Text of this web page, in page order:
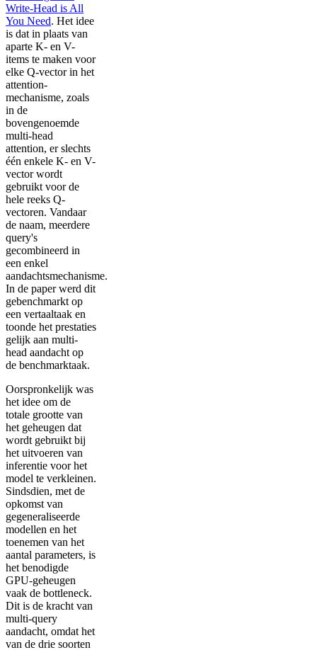
Write-Head is All
You Need. Het idee
is dat in plaats van
aparte K- en V-
items te maken voor
elke Q-vector in het
attention-
mechanisme, zoals
in de
bovengenoemde
multi-head
attention, er slechts
één enkele K- en V-
vector wordt
gebruikt voor de
hele reeks Q-
vectoren. Vandaar
de naam, meerdere
query's
gecombineerd in
een enkel
aandachtsmechanisme.
In de paper werd dit
gebenchmarkt op
een vertaaltaak en
toonde het prestaties
gelijk aan multi-
head aandacht op
de benchmarktaak.
Oorspronkelijk was
het idee om de
totale grootte van
het geheugen dat
wordt gebruikt bij
het uitvoeren van
inferentie voor het
model te verkleinen.
Sindsdien, met de
opkomst van
gegeneraliseerde
modellen en het
toenemen van het
aantal parameters, is
het benodigde
GPU-geheugen
vaak de bottleneck.
Dit is de kracht van
multi-query
aandacht, omdat het
van de drie soorten